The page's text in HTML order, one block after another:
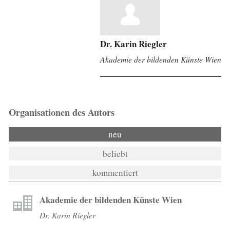
Dr. Karin Riegler
Akademie der bildenden Künste Wien
Organisationen des Autors
neu
beliebt
kommentiert
Akademie der bildenden Künste Wien
Dr. Karin Riegler